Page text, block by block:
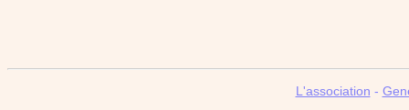
L'association -